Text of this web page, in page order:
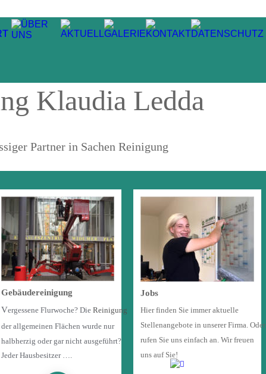
Klaudia Ledda
Partner in Sachen Reinigung
Gebäudereinigung
Vergessene Flurwoche? Die Reinigung
der allgemeinen Flächen wurde nur
halbherzig oder gar nicht ausgeführt?
Jeder Hausbesitzer ….
Jobs
Hier finden Sie immer aktuelle
Stellenangebote in unserer Firma. Oder
rufen Sie uns einfach an. Wir freuen
uns auf Sie!